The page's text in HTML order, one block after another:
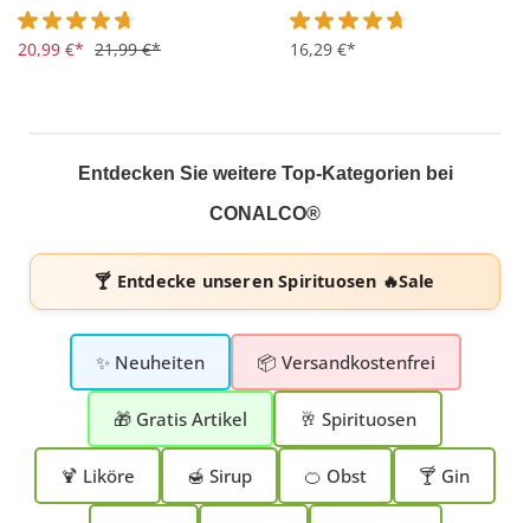
Durchschnittliche Bewertung von 4.7 von 5 Sternen
20,99 €* 21,99 €* Durchschnittliche
16,29 €*
Entdecken Sie weitere Top-Kategorien bei
CONALCO®
🍸 Entdecke unserenSpirituosen 🔥Sale
✨ Neuheiten 📦 Versandkostenfrei
🎁 Gratis Artikel 🥂 Spirituosen
🍹 Liköre 🍯 Sirup 🍊 Obst 🍸 Gin